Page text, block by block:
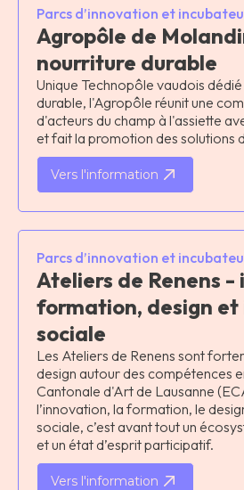
Parcs d’innovation et
Agropôle de
nourriture durable
Unique Technopôle vaudois
durable, l'Agropôle réunit une
d'acteurs du champ à l'assiette
et fait la promotion des solutions
Vers l'information
Parcs d’innovation et
Ateliers de Renens
formation, design
sociale
Les Ateliers de Renens sont
design autour des compétences
Cantonale d'Art de Lausanne
l’innovation, la formation, le
sociale, c’est avant tout un
et un état d’esprit participatif.
Vers l'information